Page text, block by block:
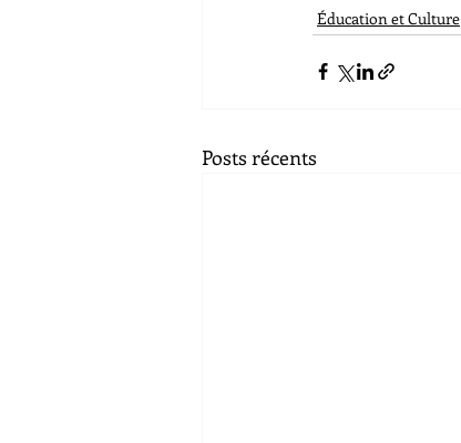
Éducation et Culture
Posts récents